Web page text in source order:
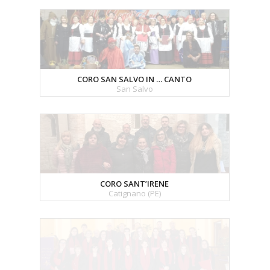
CORO SAN SALVO IN … CANTO
San Salvo
CORO SANT’IRENE
Catignano (PE)